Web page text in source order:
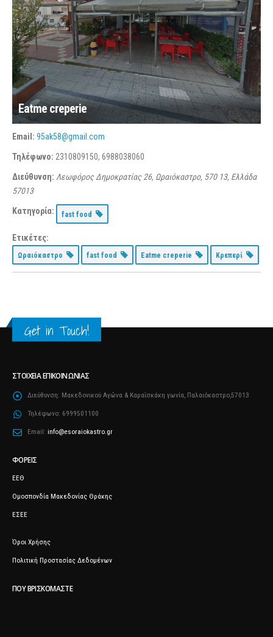
Eatme creperie
Email: 95ak58@gmail.com
Τηλέφωνο: 2310809150, 6988038060
Διεύθυνση: Λεωφόρος Δημοκρατίας 26, Ωραιόκαστρο, 570 13, Ελλάδα
57013
Κατηγορία: fast food
Ετικέτες:
Ωραιόκαστρο fast food Eatme creperie Κρεπερί
Get in Touch!
ΣΤΟΙΧΕΊΑ ΕΠΙΚΟΙΝΩΝΊΑΣ
Διεύθυνση: Μακεδονικού Αγώνα & Καραΐσκάκη γωνία, Παλαιόκαστρο,57013
Τηλέφωνο: 6999501100
Email: info@esoraiokastro.gr
ΦΟΡΕΊΣ
ΕΕΘ
Ομοσπονδία Μακεδονίας Θράκης
ΕΣΕΕ
Όροι Χρήσης
Πολιτική Προστασίας Δεδομένων
ΠΟΥ ΒΡΙΣΚΌΜΑΣΤΕ